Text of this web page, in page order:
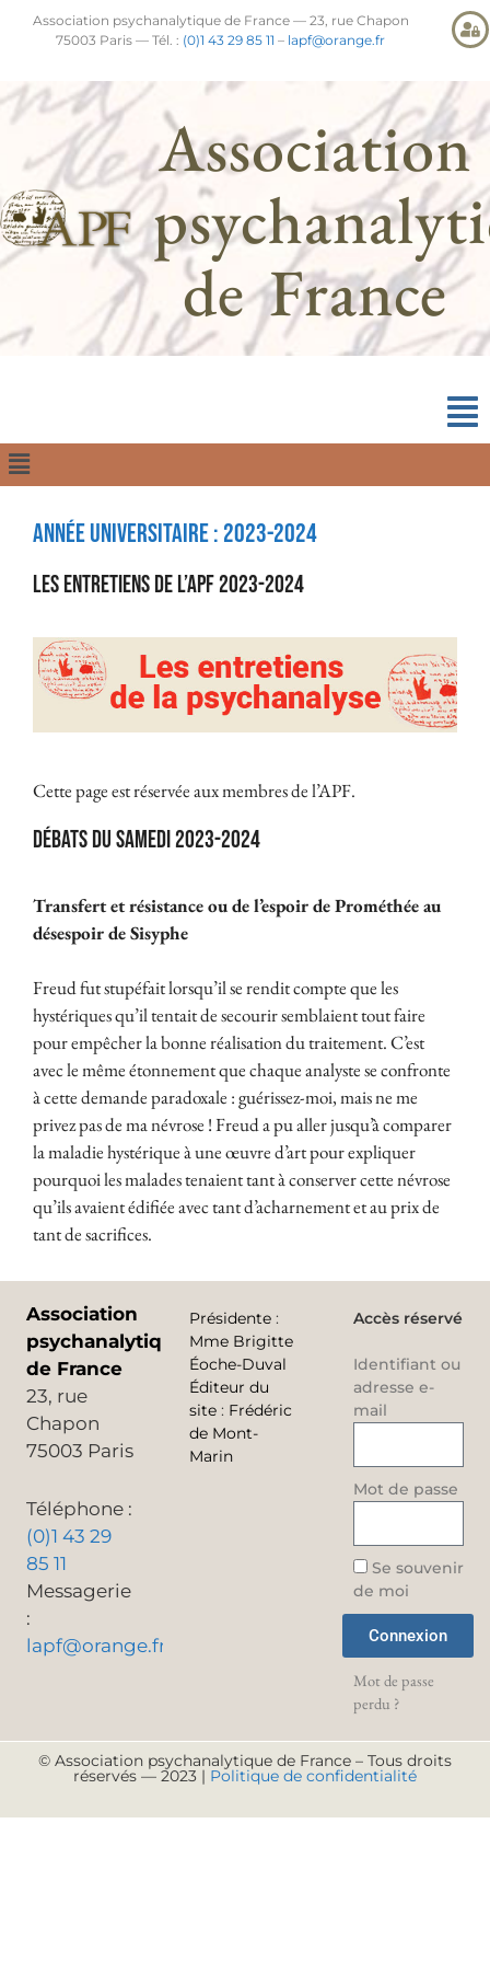
Association psychanalytique de France — 23, rue Chapon
75003 Paris — Tél. : (0)1 43 29 85 11 – lapf@orange.fr
Association
de France
Année universitaire : 2023-2024
Les Entretiens de l’APF 2023-2024
Cette page est réservée aux membres de l’APF.
Débats du samedi 2023-2024
Transfert et résistance ou de l’espoir de Prométhée au
désespoir de Sisyphe
Freud fut stupéfait lorsqu’il se rendit compte que les
hystériques qu’il tentait de secourir semblaient tout faire
pour empêcher la bonne réalisation du traitement. C’est
avec le même étonnement que chaque analyste se confronte
à cette demande paradoxale : guérissez-moi, mais ne me
privez pas de ma névrose ! Freud a pu aller jusqu’à comparer
la maladie hystérique à une œuvre d’art pour expliquer
pourquoi les malades tenaient tant à conserver cette névrose
qu’ils avaient édifiée avec tant d’acharnement et au prix de
tant de sacrifices.
Association
psychanalytique
de France
23, rue
Chapon
75003 Paris
Téléphone :
(0)1 43 29
85 11
Messagerie
:
lapf@orange.fr
Présidente :
Mme Brigitte
Éoche-Duval
Éditeur du
site : Frédéric
de Mont-
Marin
Accès réservé
Identifiant ou
adresse e-
mail
Mot de passe
Se souvenir
de moi
Connexion
Mot de passe
perdu ?
© Association psychanalytique de France – Tous droits
réservés — 2023 | Politique de confidentialité